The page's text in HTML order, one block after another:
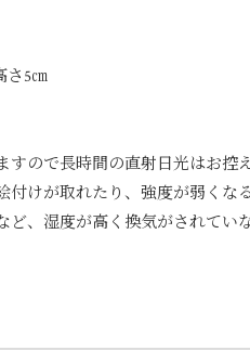
5㎝
すので長時間の直射日光はお控
付けが取れたり、強度が弱くな
ど、湿度が高く換気がされてい